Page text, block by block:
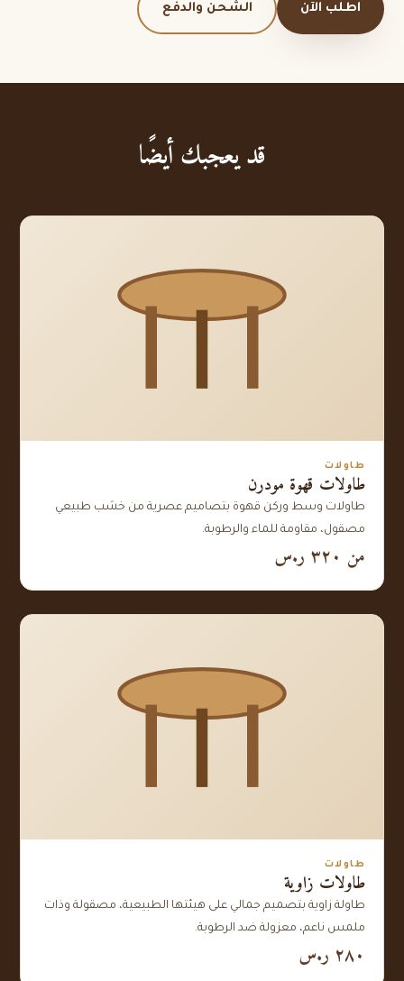
اطلب الآن الشحن والدفع
قد يعجبك أيضًا
طاولات
طاولات قهوة مودرن
طاولات وسط وركن قهوة بتصاميم عصرية من خشب طبيعي
مصقول، مقاومة للماء والرطوبة.
من ٣٢٠ ر.س
طاولات
طاولات زاوية
طاولة زاوية بتصميم جمالي على هيئتها الطبيعية، مصقولة وذات
ملمس ناعم، معزولة ضد الرطوبة.
٢٨٠ ر.س